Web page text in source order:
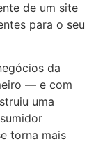
de um site
para o seu
da
— e com
uma
torna mais